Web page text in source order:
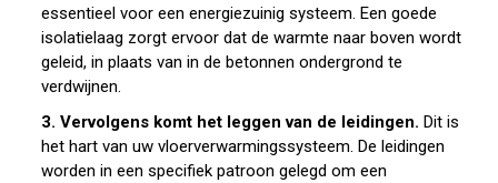
essentieel voor een energiezuinig systeem. Een goede
isolatielaag zorgt ervoor dat de warmte naar boven wordt
geleid, in plaats van in de betonnen ondergrond te
verdwijnen.
3. Vervolgens komt het leggen van de leidingen. Dit is
het hart van uw vloerverwarmingssysteem. De leidingen
worden in een specifiek patroon gelegd om een